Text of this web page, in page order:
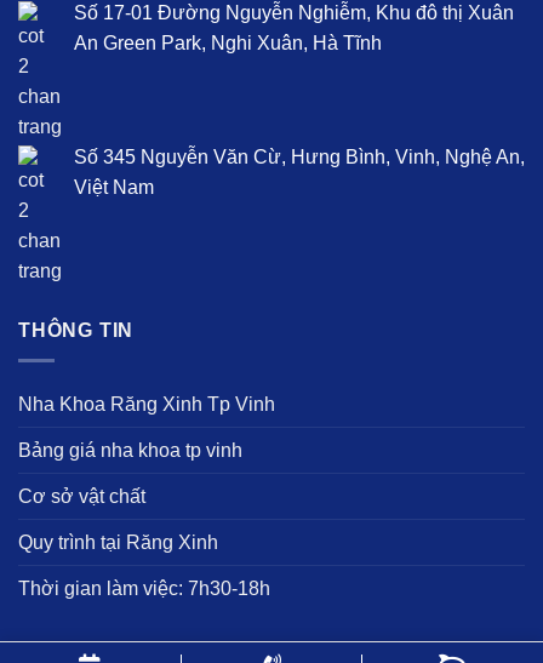
Số 17-01 Đường Nguyễn Nghiễm, Khu đô thị Xuân
An Green Park, Nghi Xuân, Hà Tĩnh
Số 345 Nguyễn Văn Cừ, Hưng Bình, Vinh, Nghệ An,
Việt Nam
THÔNG TIN
Nha Khoa Răng Xinh Tp Vinh
Bảng giá nha khoa tp vinh
Cơ sở vật chất
Quy trình tại Răng Xinh
Thời gian làm việc: 7h30-18h